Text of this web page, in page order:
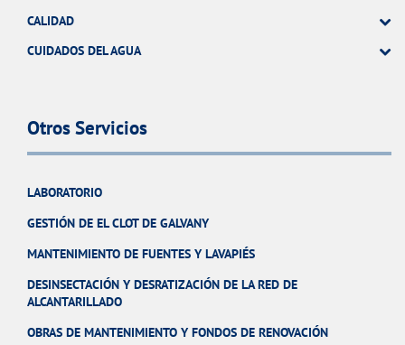
CALIDAD
CUIDADOS DEL AGUA
Otros Servicios
LABORATORIO
GESTIÓN DE EL CLOT DE GALVANY
MANTENIMIENTO DE FUENTES Y LAVAPIÉS
DESINSECTACIÓN Y DESRATIZACIÓN DE LA RED DE
ALCANTARILLADO
OBRAS DE MANTENIMIENTO Y FONDOS DE RENOVACIÓN